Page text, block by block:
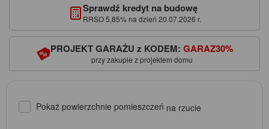
Sprawdź kredyt na budowę
RRSO 5,85% na dzień 20.07.2026 r.
PROJEKT GARAŻU z KODEM: GARAZ30%
przy zakupie z projektem domu
Pokaż powierzchnie pomieszczeń na rzucie